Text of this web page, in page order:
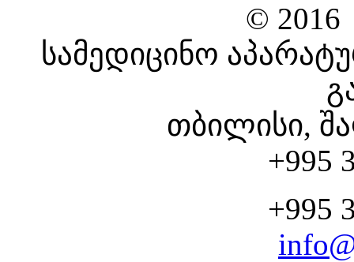
© 2016
სამედიცინო
თბილისი,
+995
+995